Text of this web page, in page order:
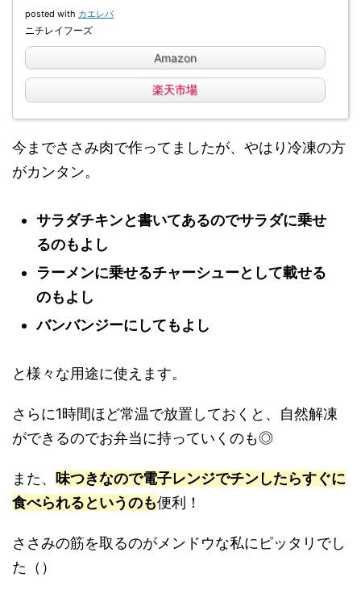
posted with カエレバ
ニチレイフーズ
Amazon
楽天市場
今までささみ肉で作ってましたが、やはり冷凍の方
がカンタン。
サラダチキンと書いてあるのでサラダに乗せ
るのもよし
ラーメンに乗せるチャーシューとして載せる
のもよし
バンバンジーにしてもよし
と様々な用途に使えます。
さらに1時間ほど常温で放置しておくと、 自然解凍
ができるのでお弁当に持っていくのも◎
また、 味つきなので電子レンジでチンしたらすぐに
食べられるというのも便利！
ささみの筋を取るのがメンドウな私にピッタリでし
た（）